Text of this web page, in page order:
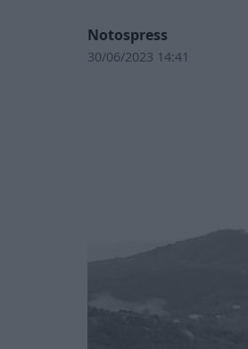
Notospress
30/06/2023 14:41